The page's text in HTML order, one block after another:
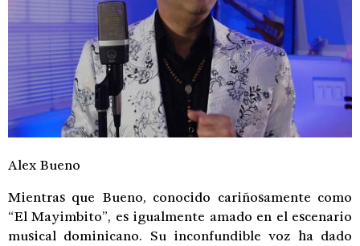
Alex Bueno
Mientras que Bueno, conocido cariñosamente como
“El Mayimbito”, es igualmente amado en el escenario
musical dominicano. Su inconfundible voz ha dado